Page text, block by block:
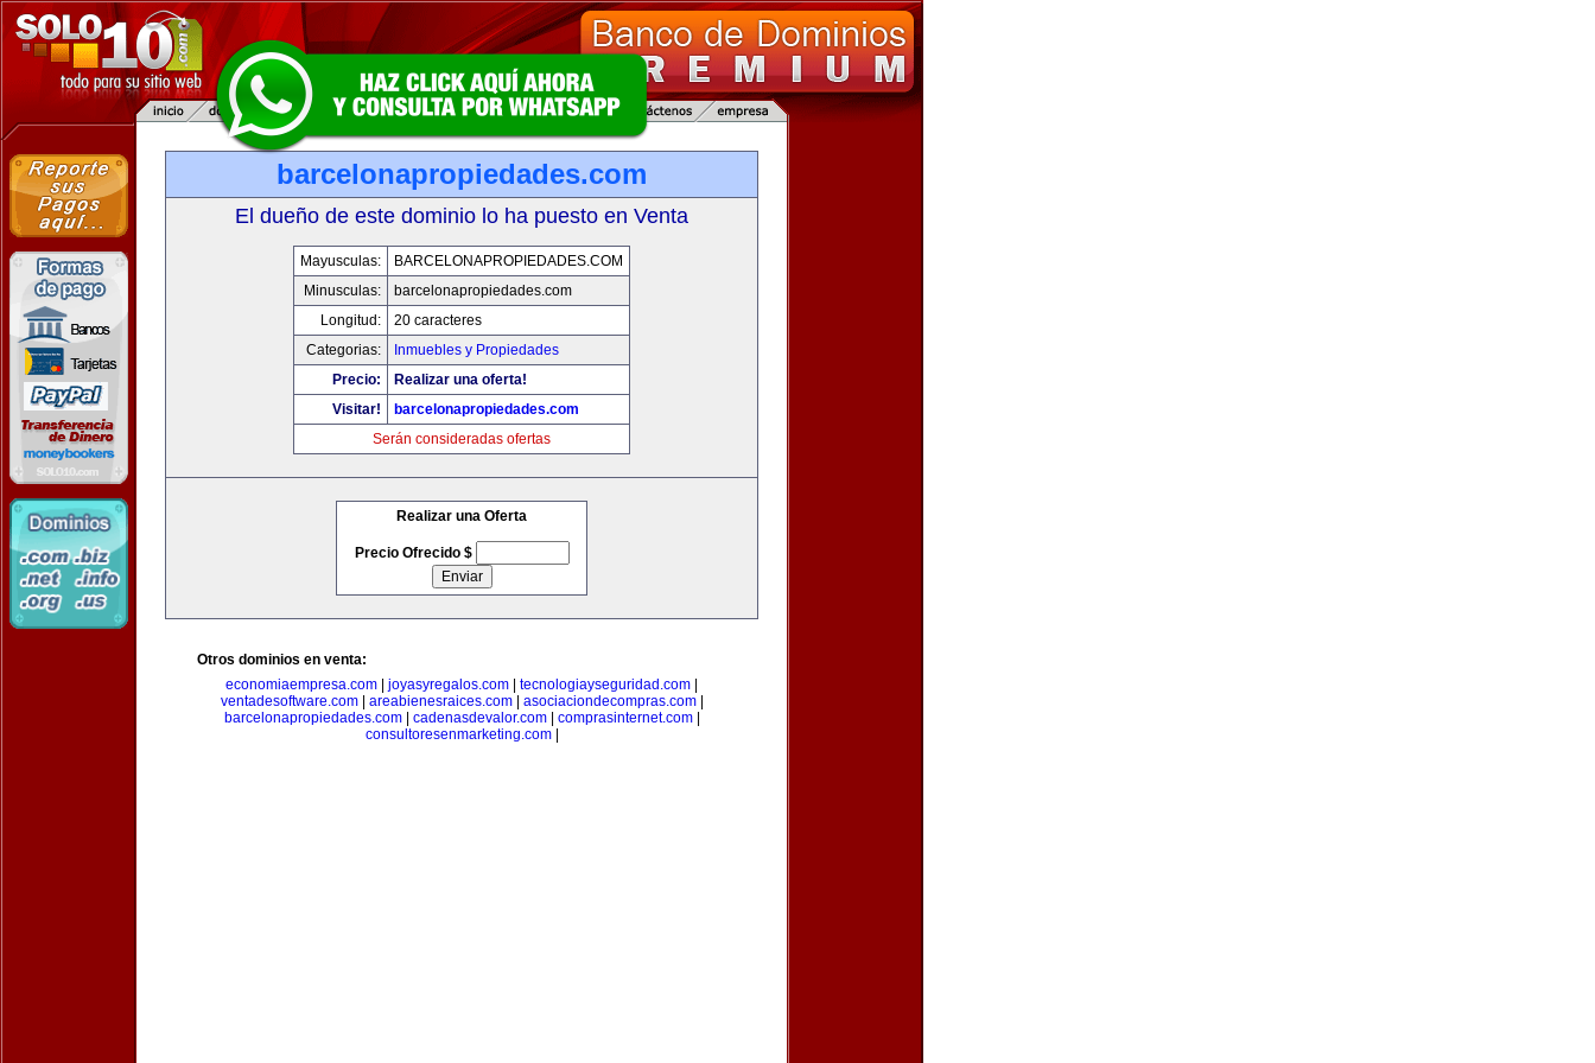
barcelonapropiedades.com
El dueño de este dominio lo ha puesto en Venta
Mayusculas:
BARCELONAPROPIEDADES.COM
Minusculas:
barcelonapropiedades.com
Longitud:
20 caracteres
Categorias:
Inmuebles y Propiedades
Precio:
Realizar una oferta!
Visitar!
barcelonapropiedades.com
Serán consideradas ofertas
Realizar una Oferta
Precio Ofrecido $
Otros dominios en venta:
economiaempresa.com
joyasyregalos.com tecnologiayseguridad.com
ventadesoftware.com| areabienesraices.com| asociaciondecompras.com|
barcelonapropiedades.com| cadenasdevalor.com| comprasinternet.com|
consultoresenmarketing.com|